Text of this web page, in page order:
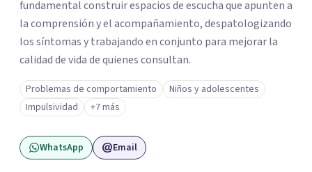
fundamental construir espacios de escucha que apunten a
la comprensión y el acompañamiento, despatologizando
los síntomas y trabajando en conjunto para mejorar la
calidad de vida de quienes consultan.
Problemas de comportamiento
Niños y adolescentes
Impulsividad
+7 más
WhatsApp Email